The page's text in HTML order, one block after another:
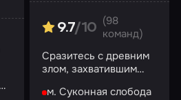
9.7/10
(98
команд)
Сразитесь с древним
злом, захватившим
м. Суконная слобода